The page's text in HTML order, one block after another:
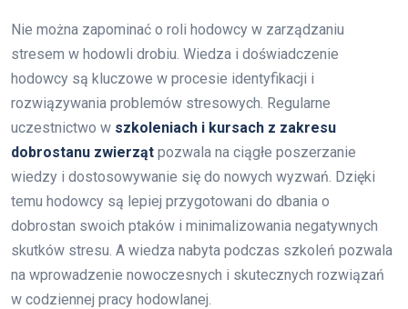
Nie można zapominać o roli hodowcy w zarządzaniu
stresem w hodowli drobiu. Wiedza i doświadczenie
hodowcy są kluczowe w procesie identyfikacji i
rozwiązywania problemów stresowych. Regularne
uczestnictwo w szkoleniach i kursach z zakresu
dobrostanu zwierząt pozwala na ciągłe poszerzanie
wiedzy i dostosowywanie się do nowych wyzwań. Dzięki
temu hodowcy są lepiej przygotowani do dbania o
dobrostan swoich ptaków i minimalizowania negatywnych
skutków stresu. A wiedza nabyta podczas szkoleń pozwala
na wprowadzenie nowoczesnych i skutecznych rozwiązań
w codziennej pracy hodowlanej.